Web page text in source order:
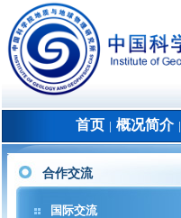
首页 概况简介│
合作交流
国际交流